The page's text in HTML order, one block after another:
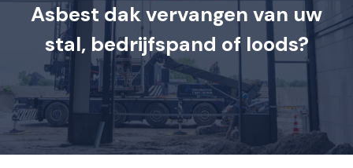
Asbest dak vervangen van uw
stal, bedrijfspand of loods?